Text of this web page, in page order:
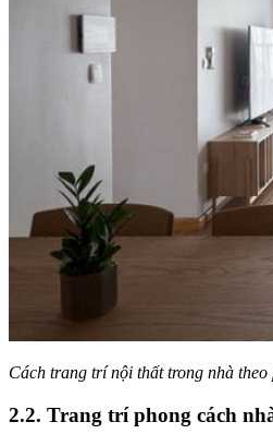
Cách trang trí nội thất trong nhà
2.2. Trang trí phong cách